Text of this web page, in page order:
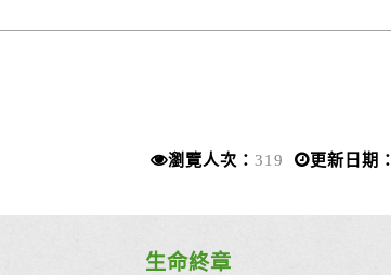
瀏覽人次： 319 更新日期：
生命終章